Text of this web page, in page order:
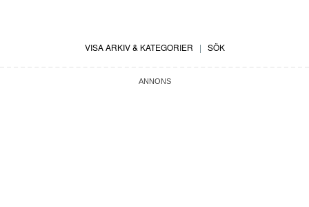
VISA ARKIV & KATEGORIER | SÖK